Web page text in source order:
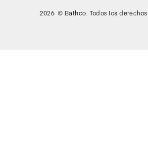
2026 © Bathco. Todos los